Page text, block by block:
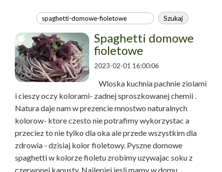
Spaghetti domowe
fioletowe
2023-02-01 16:00:06
Wloska kuchnia pachnie ziolami
i cieszy oczy kolorami- zadnej sproszkowanej chemii .
Natura daje nam w prezencie mnostwo naturalnych
kolorow- ktore czesto nie potrafimy wykorzystac a
przeciez to nie tylko dla oka ale przede wszystkim dla
zdrowia - dzisiaj kolor fioletowy. Pyszne domowe
spaghetti w kolorze fioletu zrobimy uzywajac soku z
czerwonej kapusty. Najlepiej jesli mamy w domu